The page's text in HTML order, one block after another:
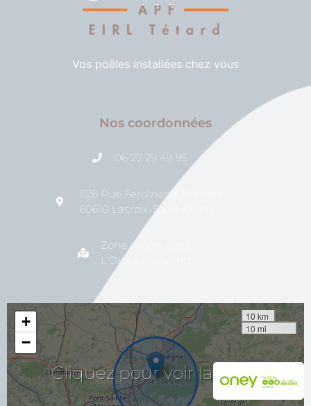
Vos poêles installées chez vous
Nos coordonnées
06 27 29 49 95
1126 Rue Ferdinand Meunier
60610 Lacroix-Saint-Ouen
Zone d'intervention
L'Oise et la Somme
Cliquez pour
voir la
carte
+
−
10 km
10 mi